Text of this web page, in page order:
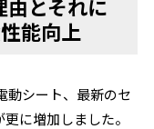
とそれに
能向上
動シート、最新のセ
に増加しました。